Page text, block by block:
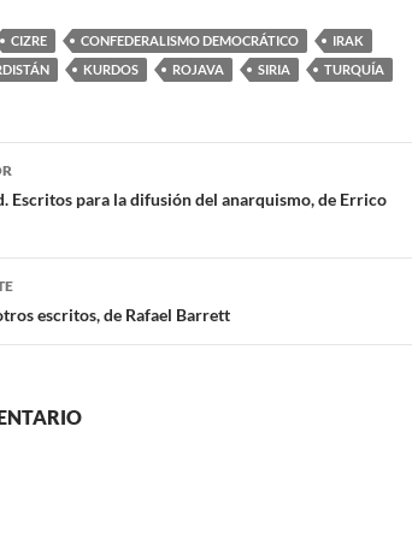
CIZRE CONFEDERALISMO DEMOCRÁTICO
IRAK
KURDOS ROJAVA SIRIA TURQUÍA
Escritos para la difusión del anarquismo, de Errico
escritos, de Rafael Barrett